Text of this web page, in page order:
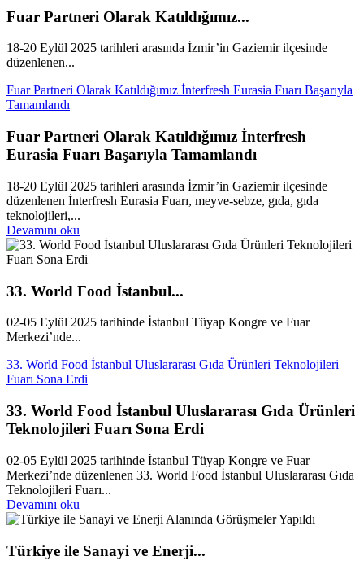
Fuar Partneri Olarak Katıldığımız...
18-20 Eylül 2025 tarihleri arasında İzmir’in Gaziemir ilçesinde
düzenlenen...
Fuar Partneri Olarak Katıldığımız İnterfresh Eurasia Fuarı Başarıyla
Tamamlandı
Fuar Partneri Olarak Katıldığımız İnterfresh
Eurasia Fuarı Başarıyla Tamamlandı
18-20 Eylül 2025 tarihleri arasında İzmir’in Gaziemir ilçesinde
düzenlenen İnterfresh Eurasia Fuarı, meyve-sebze, gıda, gıda
teknolojileri,...
Devamını oku
33. World Food İstanbul...
02-05 Eylül 2025 tarihinde İstanbul Tüyap Kongre ve Fuar
Merkezi’nde...
33. World Food İstanbul Uluslararası Gıda Ürünleri Teknolojileri
Fuarı Sona Erdi
33. World Food İstanbul Uluslararası Gıda Ürünleri
Teknolojileri Fuarı Sona Erdi
02-05 Eylül 2025 tarihinde İstanbul Tüyap Kongre ve Fuar
Merkezi’nde düzenlenen 33. World Food İstanbul Uluslararası Gıda
Teknolojileri Fuarı...
Devamını oku
Türkiye ile Sanayi ve Enerji...